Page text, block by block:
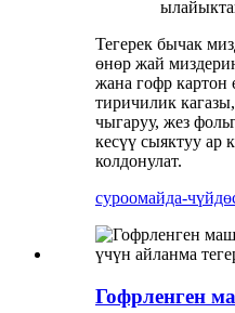
Тегерек бычак
өнөр жай
жана гофр картон
тиричилик
чыгаруу, жез
кесүү сыяктуу ар
колдонулат.
суроомайда-
Гофрленген